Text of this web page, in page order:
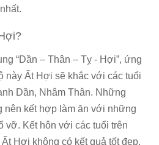
“Dần – Thân – Tỵ - Hợi”, ứng
này Ất Hợi sẽ khắc với các tuổi
Dần, Nhâm Thân. Những
nên kết hợp làm ăn với những
vỡ. Kết hôn với các tuổi trên
Hợi không có kết quả tốt đẹp.